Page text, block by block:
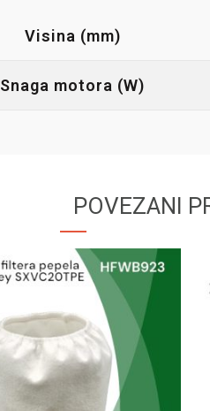
Visina (mm)
Snaga motora (W)
POVEZANI